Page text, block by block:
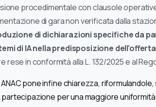
procedimentale con clausole
di gara non verificata dalla
di dichiarazioni specifiche da
di IA nella predisposizione
rese in conformità alla L. 132/2025 e al
pone infine chiarezza,
partecipazione per una maggiore